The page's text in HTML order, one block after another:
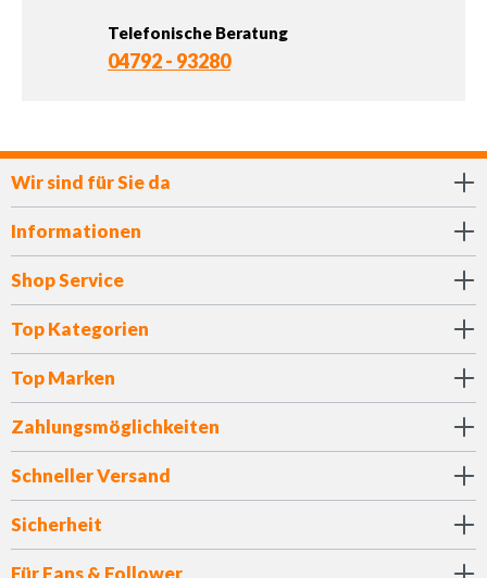
Telefonische Beratung
04792 - 93280
Wir sind für Sie da
Informationen
Shop Service
Top Kategorien
Top Marken
Zahlungsmöglichkeiten
Schneller Versand
Sicherheit